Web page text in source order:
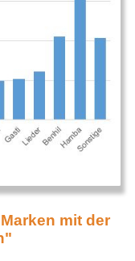
mit der